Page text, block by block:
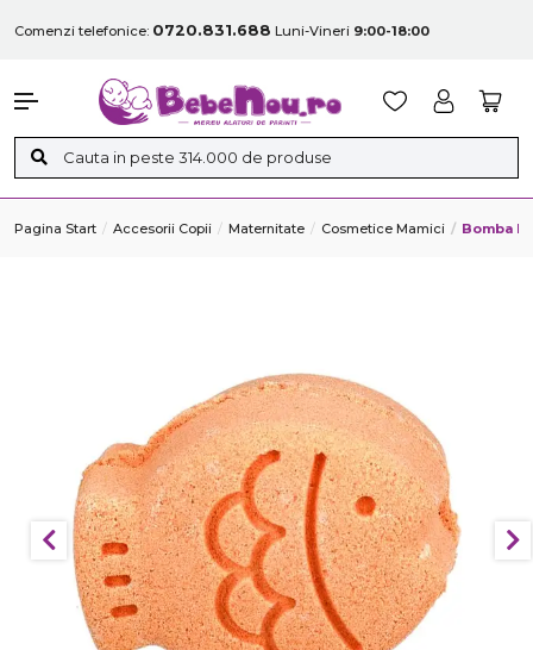
Comenzi telefonice: 0720.831.688 Luni-Vineri 9:00-18:00
Pagina Start Accesorii Copii Maternitate Cosmetice Mamici Bomba